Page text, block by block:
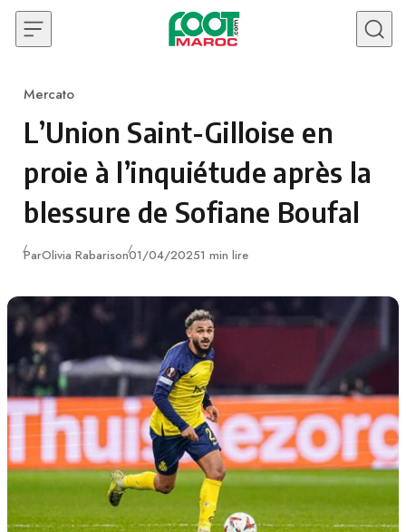
Skip to content
Category
Mercato
L’Union Saint-Gilloise en
proie à l’inquiétude après la
blessure de Sofiane Boufal
ParOlivia RabarisonPublié
01/04/20251 min lire